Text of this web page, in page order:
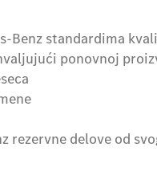
Benz standardima
ponovnoj
delove od